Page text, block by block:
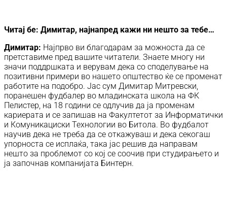
Читај бе: Димитар, најнапред кажи ни нешто за тебе…
Димитар: Најпрво ви благодарам за можноста да се
претставиме пред вашите читатели. Знаете многу ни
значи поддршката и верувам дека со споделување на
позитивни примери во нашето општество ќе се променат
работите на подобро. Јас сум Димитар Митревски,
поранешен фудбалер во младинската школа на ФК
Пелистер, на 18 години се одлучив да ја променам
кариерата и се запишав на Факултетот за Информатички
и Комуникациски Технологии во Битола. Во фудбалот
научив дека не треба да се откажуваш и дека секогаш
упорноста се исплаќа, така јас решив да направам
нешто за проблемот со кој се соочив при студирањето и
ја започнав компанијата Бинтерн.